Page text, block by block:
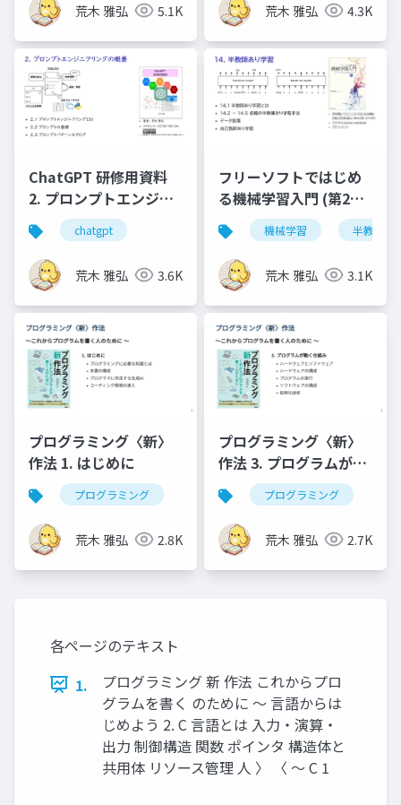
荒木 雅弘 5.1K 荒木 雅弘 4.3K
ChatGPT 研修用資料
2. プロンプトエンジニ
アリングの概要
chatgpt
荒木 雅弘 3.6K
フリーソフトではじめ
る機械学習入門 (第2版)
第14章機械学習 半教師あ
荒木 雅弘 3.1K
プログラミング〈新〉
作法 1. はじめに
プログラミング
荒木 雅弘 2.8K
プログラミング〈新〉
作法 3. プログラムが動
く仕組みプログラミング
荒木 雅弘 2.7K
各ページのテキスト
1.
プログラミング 新 作法 これからプロ
グラムを書く のために ～ 言語からは
じめよう 2. C 言語とは 入力・演算・
出力 制御構造 関数 ポインタ 構造体と
共用体 リソース管理 人 〉 〈 ～ C 1